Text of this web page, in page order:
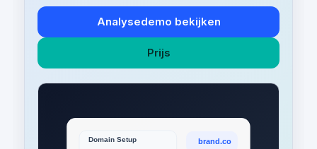
Analysedemo bekijken
Prijs